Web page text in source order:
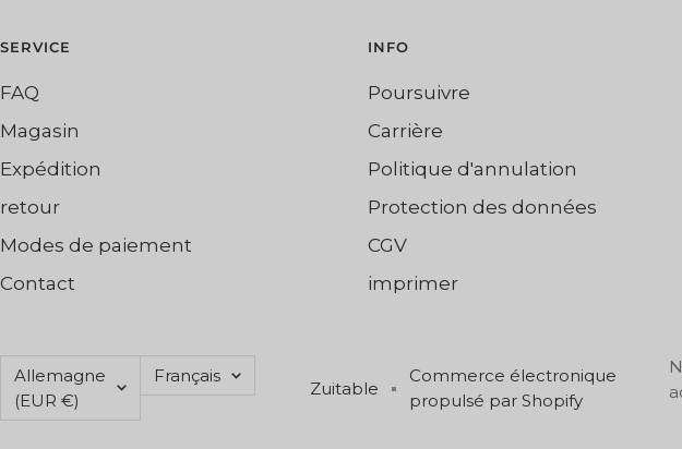
SERVICE
FAQ
Magasin
Expédition
retour
Modes de paiement
Contact
INFO
Poursuivre
Carrière
Politique d'annulation
Protection des données
CGV
imprimer
Pays/région
Allemagne
(EUR €)
Langue
Français
Zuitable
Commerce électronique
propulsé par Shopify